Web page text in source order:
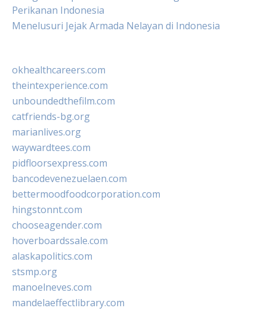
Perikanan Indonesia
Menelusuri Jejak Armada Nelayan di Indonesia
okhealthcareers.com
theintexperience.com
unboundedthefilm.com
catfriends-bg.org
marianlives.org
waywardtees.com
pidfloorsexpress.com
bancodevenezuelaen.com
bettermoodfoodcorporation.com
hingstonnt.com
chooseagender.com
hoverboardssale.com
alaskapolitics.com
stsmp.org
manoelneves.com
mandelaeffectlibrary.com